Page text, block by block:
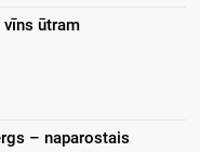
vīns ūtram
– naparostais